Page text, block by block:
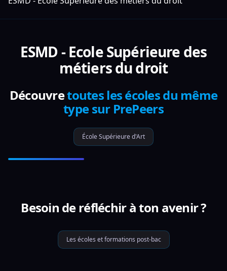
ESMD - Ecole Supérieure des
métiers du droit
Découvretoutes les écoles du même
type sur PrePeers
École Supérieure d'Art
Besoin de réfléchir à ton avenir ?
Les écoles et formations post-bac